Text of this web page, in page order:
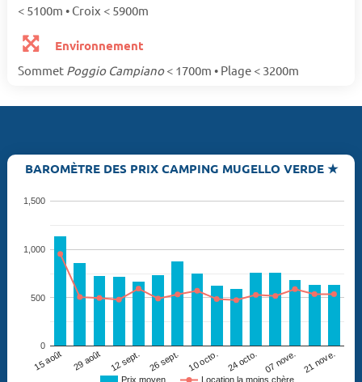
< 5100m • Croix < 5900m
Environnement
Sommet Poggio Campiano< 1700m • Plage < 3200m
BAROMÈTRE DES PRIX CAMPING MUGELLO VERDE ★
Prix moyen Location la moins chère
15 août 29 août 12 sept. 26 sept. 10 octo. 24 octo. 07 nove. 21 nove.
0
500
1,000
1,500